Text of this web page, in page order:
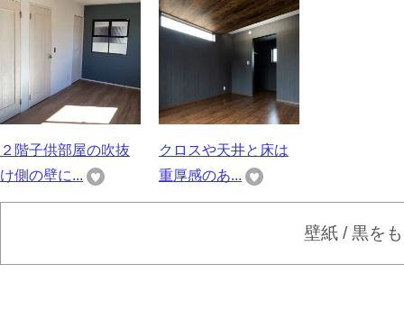
２階子供部屋の吹抜
け側の壁に...
クロスや天井と床は
重厚感のあ...
壁紙 / 黒を